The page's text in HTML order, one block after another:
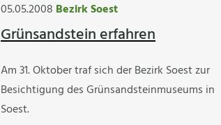
05.05.2008 Bezirk Soest
Grünsandstein erfahren
Am 31. Oktober traf sich der Bezirk Soest zur
Besichtigung des Grünsandsteinmuseums in
Soest.